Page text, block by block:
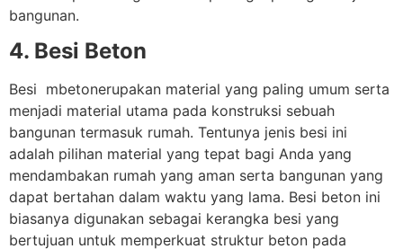
bangunan.
4. Besi Beton
Besi mbetonerupakan material yang paling umum serta
menjadi material utama pada konstruksi sebuah
bangunan termasuk rumah. Tentunya jenis besi ini
adalah pilihan material yang tepat bagi Anda yang
mendambakan rumah yang aman serta bangunan yang
dapat bertahan dalam waktu yang lama. Besi beton ini
biasanya digunakan sebagai kerangka besi yang
bertujuan untuk memperkuat struktur beton pada